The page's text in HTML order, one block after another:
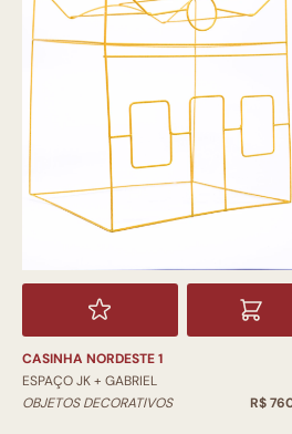
CASINHA NORDESTE 1
ESPAÇO JK + GABRIEL
OBJETOS DECORATIVOS
R$